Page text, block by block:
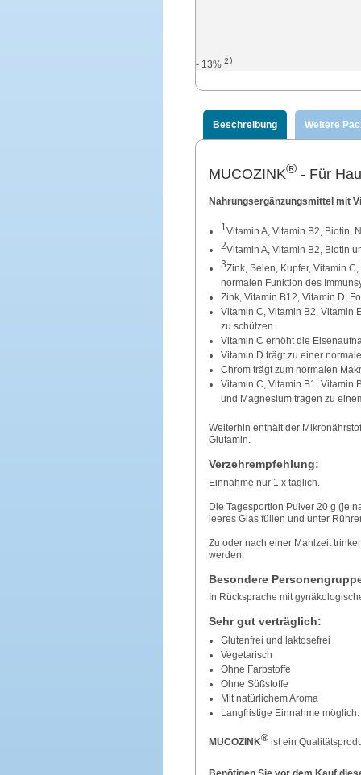
- 13% 2)
Beschreibung Weitere
MUCOZINK®- Für
Nahrungsergänzungsmittel mit
1Vitamin A, Vitamin B2, Biotin,
2Vitamin A, Vitamin B2, Biotin
3Zink, Selen, Kupfer, Vitamin
normalen Funktion des
Zink, Vitamin B12, Vitamin D,
Vitamin C, Vitamin B2, Vitamin
zu schützen.
Vitamin C erhöht die
Vitamin D trägt zu einer
Chrom trägt zum normalen
Vitamin C, Vitamin B1, Vitamin
und Magnesium tragen zu
Weiterhin enthält der
Glutamin.
Verzehrempfehlung:
Einnahme nur 1 x täglich.
Die Tagesportion Pulver 20 g (je
leeres Glas füllen und unter
Zu oder nach einer Mahlzeit
werden.
Besondere
In Rücksprache mit
Sehr gut verträglich:
Glutenfrei und laktosefrei
Vegetarisch
Ohne Farbstoffe
Ohne Süßstoffe
Mit natürlichem Aroma
Langfristige Einnahme möglich.
MUCOZINK®ist ein